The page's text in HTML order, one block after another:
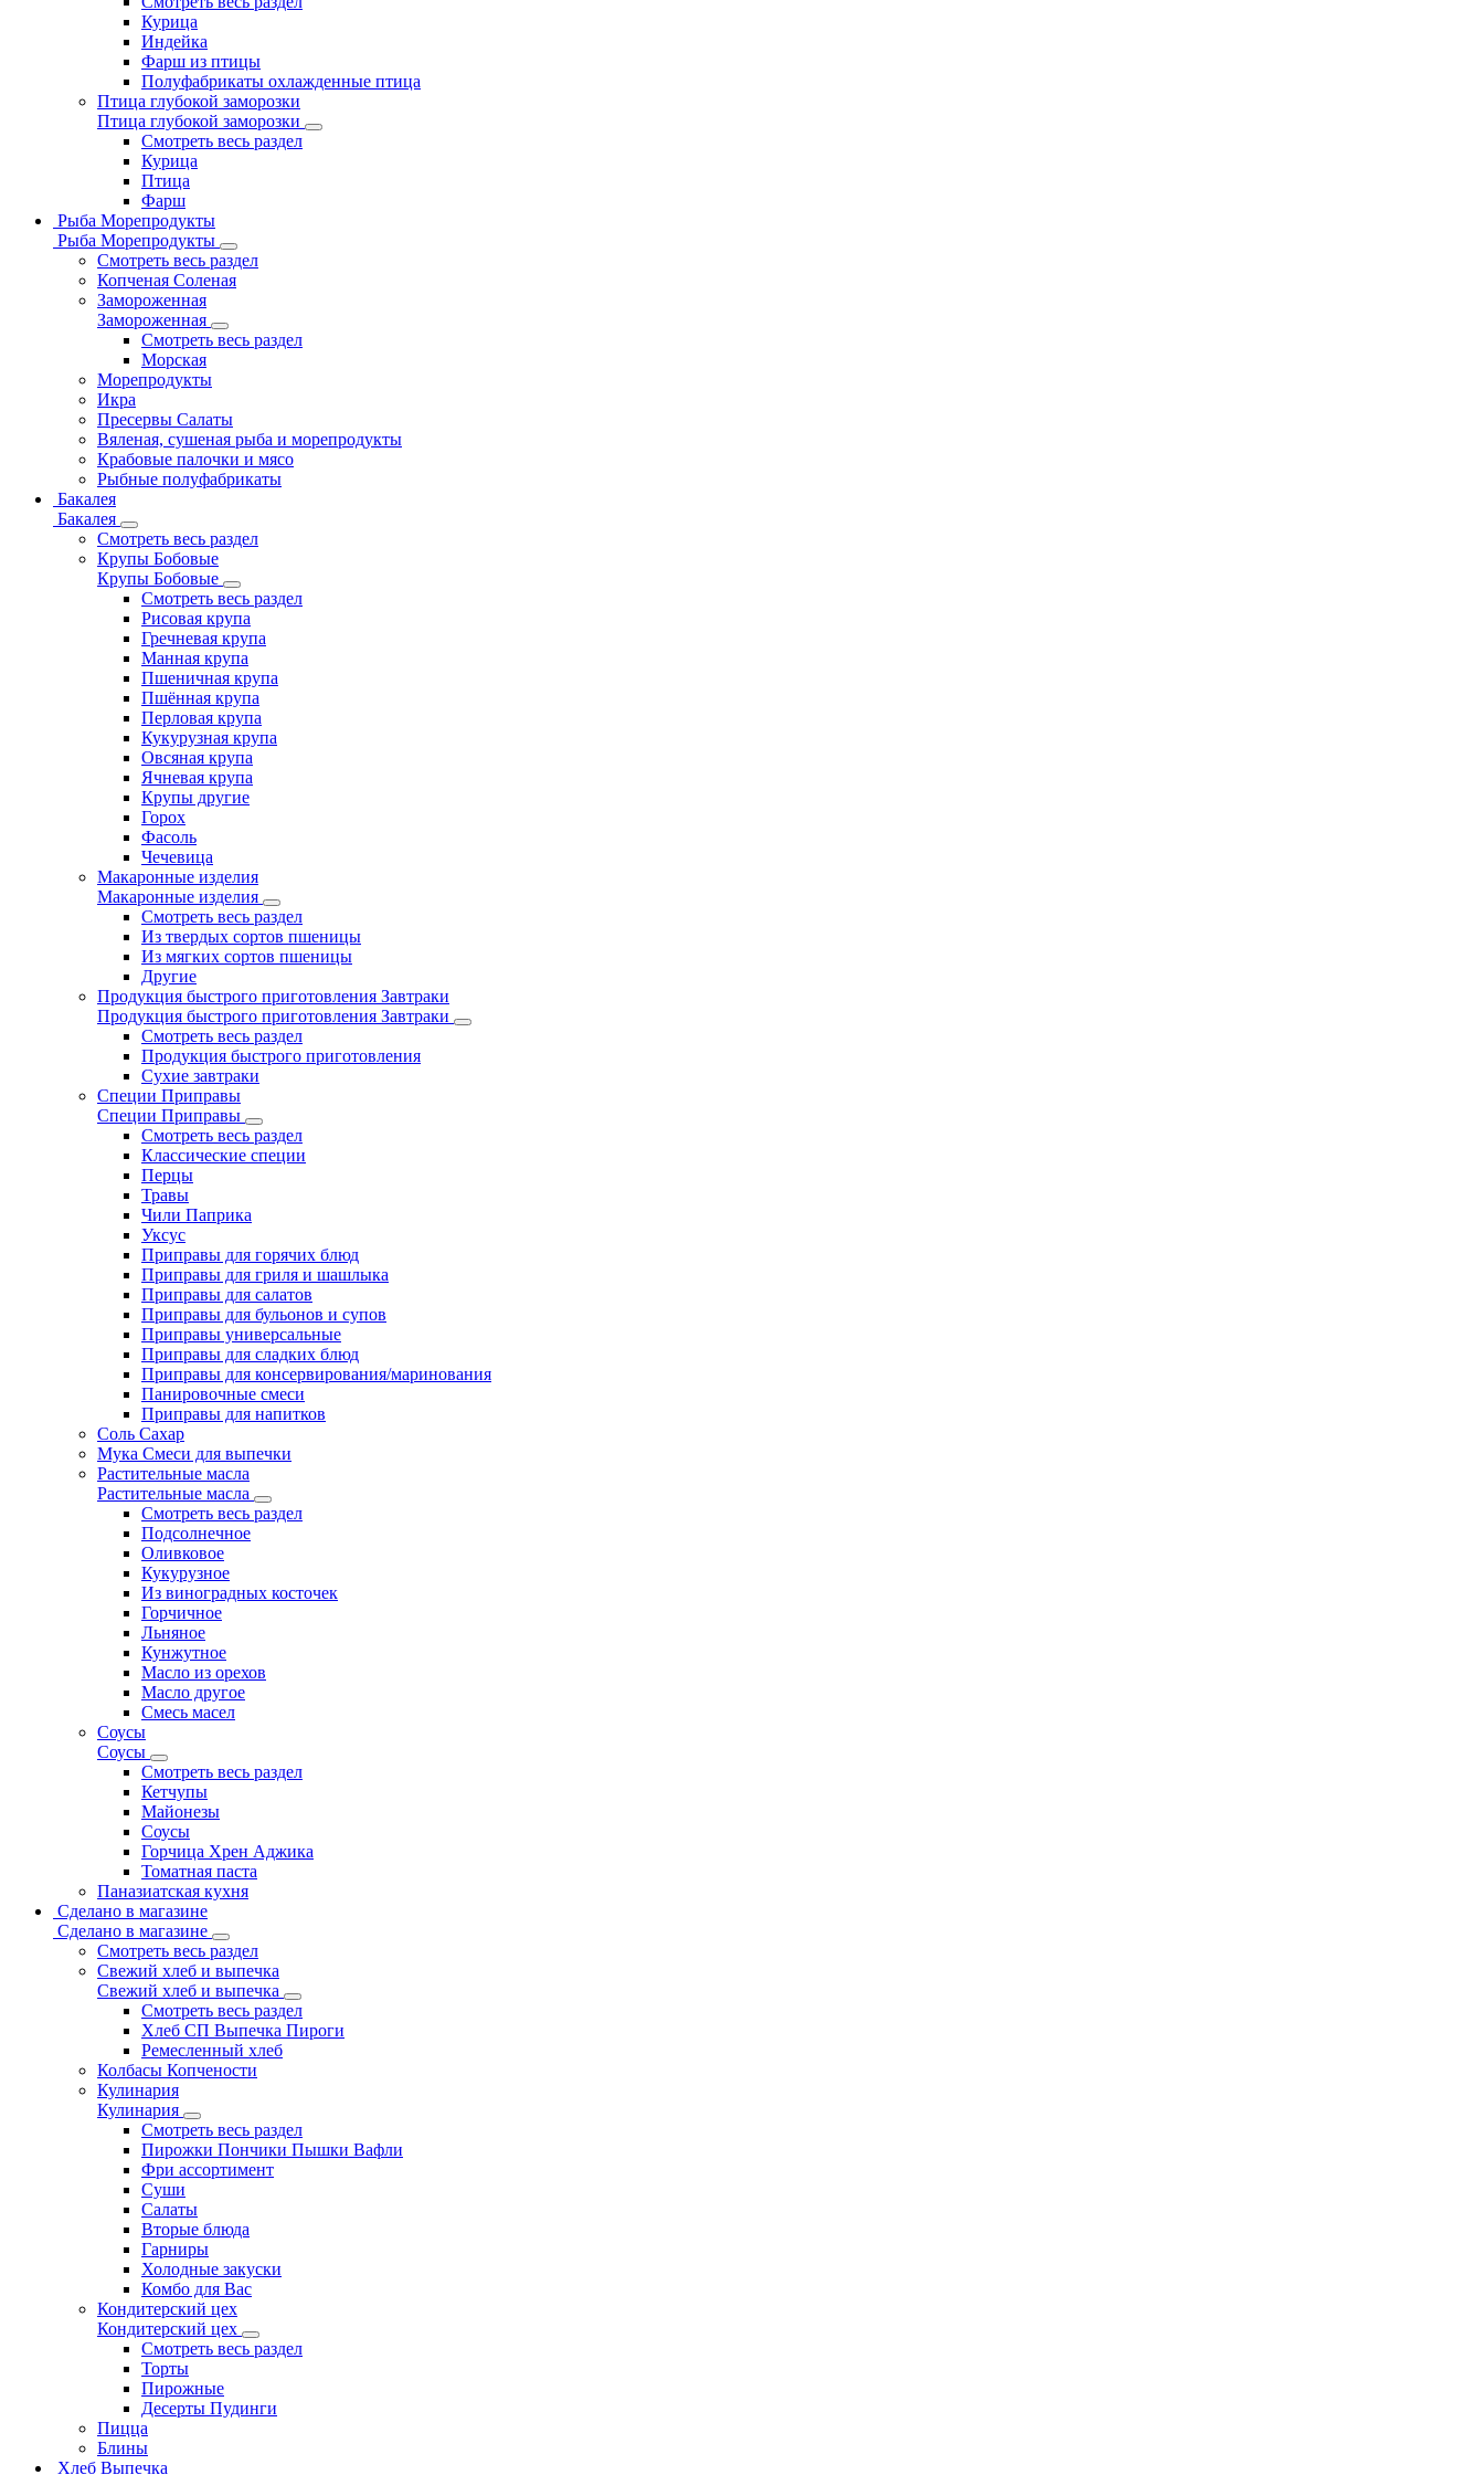
Курица
Индейка
Фарш из птицы
Полуфабрикаты охлажденные птица
Птица глубокой заморозки
Птица глубокой заморозки
Смотреть весь раздел
Курица
Птица
Фарш
Рыба Морепродукты
Рыба Морепродукты
Смотреть весь раздел
Копченая Соленая
Замороженная
Замороженная
Смотреть весь раздел
Морская
Морепродукты
Икра
Пресервы Салаты
Вяленая, сушеная рыба и морепродукты
Крабовые палочки и мясо
Рыбные полуфабрикаты
Бакалея
Бакалея
Смотреть весь раздел
Крупы Бобовые
Крупы Бобовые
Смотреть весь раздел
Рисовая крупа
Гречневая крупа
Манная крупа
Пшеничная крупа
Пшённая крупа
Перловая крупа
Кукурузная крупа
Овсяная крупа
Ячневая крупа
Крупы другие
Горох
Фасоль
Чечевица
Макаронные изделия
Макаронные изделия
Смотреть весь раздел
Из твердых сортов пшеницы
Из мягких сортов пшеницы
Другие
Продукция быстрого приготовления Завтраки
Продукция быстрого приготовления Завтраки
Смотреть весь раздел
Продукция быстрого приготовления
Сухие завтраки
Специи Приправы
Специи Приправы
Смотреть весь раздел
Классические специи
Перцы
Травы
Чили Паприка
Уксус
Приправы для горячих блюд
Приправы для гриля и шашлыка
Приправы для салатов
Приправы для бульонов и супов
Приправы универсальные
Приправы для сладких блюд
Приправы для консервирования/маринования
Панировочные смеси
Приправы для напитков
Соль Сахар
Мука Смеси для выпечки
Растительные масла
Растительные масла
Смотреть весь раздел
Подсолнечное
Оливковое
Кукурузное
Из виноградных косточек
Горчичное
Льняное
Кунжутное
Масло из орехов
Масло другое
Смесь масел
Соусы
Соусы
Смотреть весь раздел
Кетчупы
Майонезы
Соусы
Горчица Хрен Аджика
Томатная паста
Паназиатская кухня
Сделано в магазине
Сделано в магазине
Смотреть весь раздел
Свежий хлеб и выпечка
Свежий хлеб и выпечка
Смотреть весь раздел
Хлеб СП Выпечка Пироги
Ремесленный хлеб
Колбасы Копчености
Кулинария
Кулинария
Смотреть весь раздел
Пирожки Пончики Пышки Вафли
Фри ассортимент
Суши
Салаты
Вторые блюда
Гарниры
Холодные закуски
Комбо для Вас
Кондитерский цех
Кондитерский цех
Смотреть весь раздел
Торты
Пирожные
Десерты Пудинги
Пицца
Блины
Хлеб Выпечка